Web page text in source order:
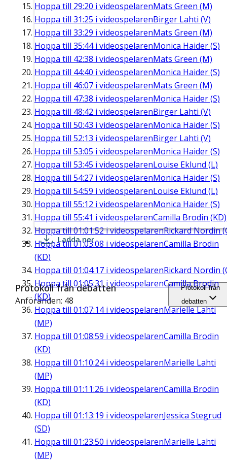
Hoppa till 29:20 i videospelarenMats Green (M)
Hoppa till 31:25 i videospelarenBirger Lahti (V)
Hoppa till 33:29 i videospelarenMats Green (M)
Hoppa till 35:44i videospelarenMonica Haider (S)
Hoppa till 42:38 i videospelarenMats Green (M)
Hoppa till 44:40 i videospelarenMonica Haider (S)
Hoppa till 46:07 i videospelarenMats Green (M)
Hoppa till 47:38 i videospelarenMonica Haider (S)
Hoppa till 48:42 i videospelarenBirger Lahti (V)
Hoppa till 50:43 i videospelarenMonica Haider (S)
Hoppa till 52:13 i videospelarenBirger Lahti (V)
Hoppa till 53:05 i videospelarenMonica Haider (S)
Hoppa till 53:45 i videospelarenLouise Eklund (L)
Hoppa till 54:27 i videospelarenMonica Haider (S)
Hoppa till 54:59 i videospelarenLouise Eklund (L)
Hoppa till 55:12 i videospelarenMonica Haider (S)
Hoppa till 55:41 i videospelarenCamilla Brodin (KD)
Hoppa till01:01:52i videospelarenRickard Nordin
Hoppa till01:03:08 i videospelarenCamilla Brodin
(KD)
Hoppa till 01:04:17 i videospelarenRickard Nordin
Hoppa till 01:05:31 i videospelarenCamilla Brodin
(KD)
Hoppa till 01:07:14i videospelarenMarielle Lahti
(MP)
Hoppa till 01:08:59 i videospelarenCamilla Brodin
(KD)
Hoppa till 01:10:24i videospelarenMarielle Lahti
(MP)
Hoppa till 01:11:26 i videospelarenCamilla Brodin
(KD)
Hoppa till 01:13:19 i videospelarenJessica Stegrud
(SD)
Hoppa till 01:23:50 i videospelarenMarielle Lahti
(MP)
Ladda ner
Protokoll från debatten
Anföranden: 48
Protokoll från
debatten